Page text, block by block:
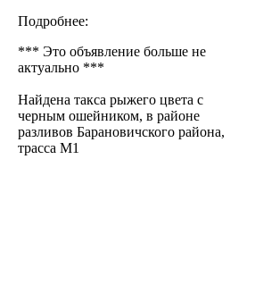
Подробнее:
*** Это объявление больше не
актуально ***
Найдена такса рыжего цвета с
черным ошейником, в районе
разливов Барановичского района,
трасса М1